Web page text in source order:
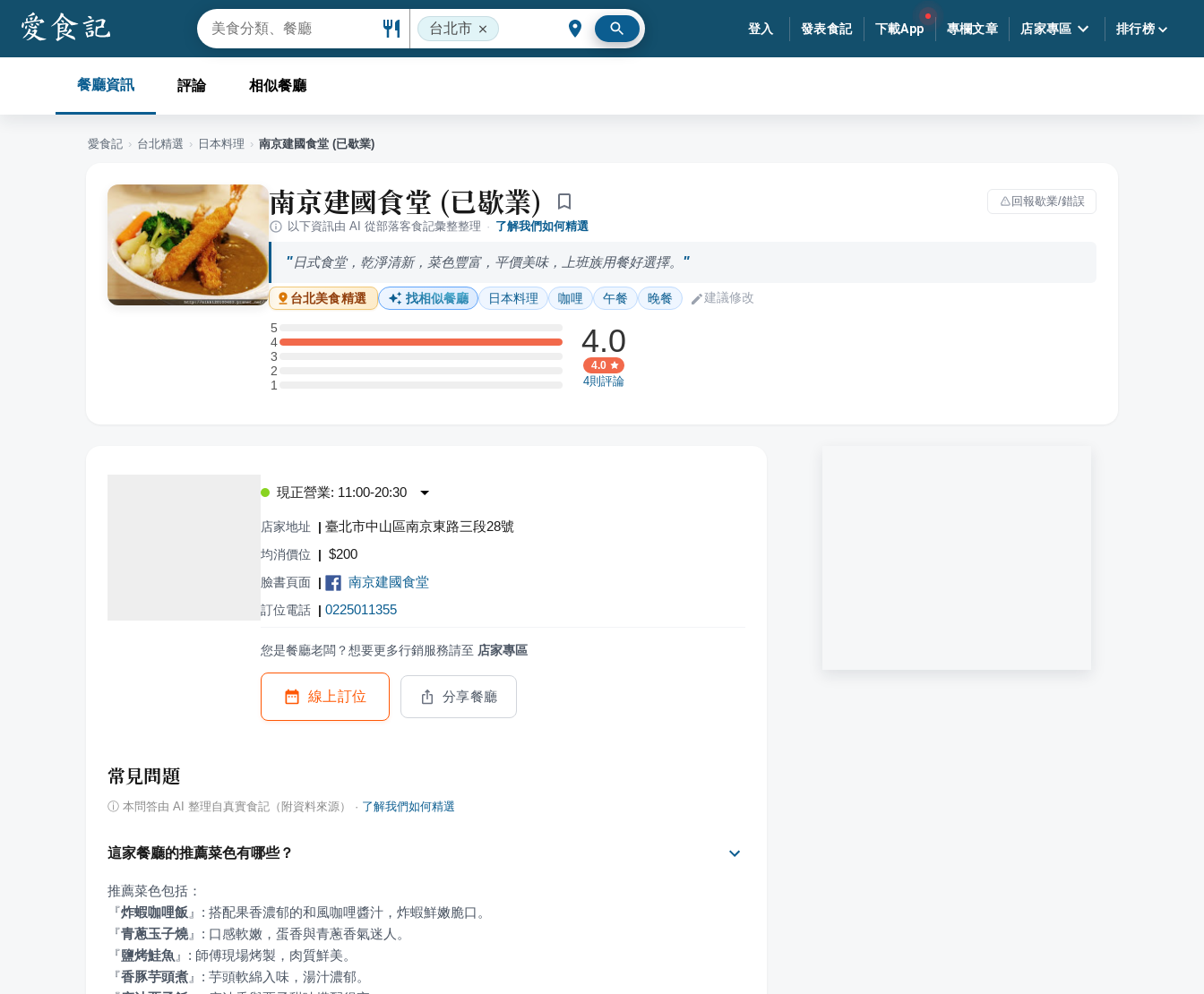
台北市 登入 發表食記 下載App 專欄文章 店家專區 排行榜
餐廳資訊 評論 相似餐廳
愛食記 › 台北精選 › 日本料理 › 南京建國食堂 (已歇業)
南京建國食堂 (已歇業)
回報歇業/錯誤
以下資訊由 AI 從部落客食記彙整整理 · 了解我們如何精選
日式食堂，乾淨清新，菜色豐富，平價美味，上班族用餐好選擇。
台北美食精選 找相似餐廳 日本料理 咖哩 午餐 晚餐 建議修改
5
5 星：0 則評論
4
4 星：2 則評論
3
3 星：0 則評論
2
2 星：0 則評論
11 星：0 則評論
4.0
4.0
4則評論
現正營業: 11:00-20:30
店家地址 | 臺北市中山區南京東路三段28號
均消價位 | $200
臉書頁面 | 南京建國食堂
訂位電話 | 0225011355
您是餐廳老闆？想要更多行銷服務請至 店家專區
線上訂位 分享餐廳
常見問題
ⓘ 本問答由 AI 整理自真實食記（附資料來源） · 了解我們如何精選
這家餐廳的推薦菜色有哪些？
『炸蝦咖哩飯 』
『青蔥玉子燒』
『鹽烤鮭魚 』
『香豚芋頭煮 』